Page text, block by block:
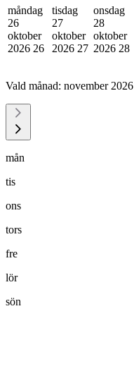
måndag
26
oktober
2026 26
tisdag
27
oktober
2026 27
onsdag
28
oktober
2026 28
Vald månad: november 2026
mån
tis
ons
tors
fre
lör
sön